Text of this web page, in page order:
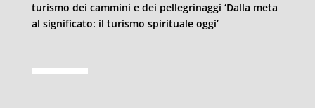
turismo dei cammini e dei pellegrinaggi ‘Dalla meta
al significato: il turismo spiritualeoggi’